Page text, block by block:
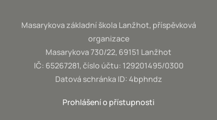
Masarykova základní škola Lanžhot, příspěvková
organizace
Masarykova 730/22, 69151 Lanžhot
IČ: 65267281, číslo účtu: 129201495/0300
Datová schránka ID: 4bphndz
Prohlášení o přístupnosti